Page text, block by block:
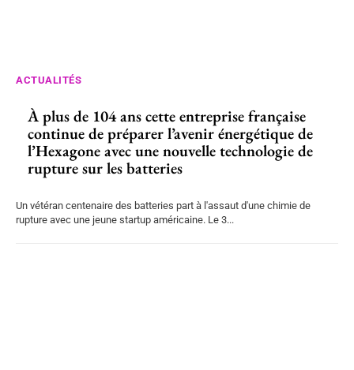
ACTUALITÉS
À plus de 104 ans cette entreprise française
continue de préparer l’avenir énergétique de
l’Hexagone avec une nouvelle technologie de
rupture sur les batteries
Un vétéran centenaire des batteries part à l'assaut d'une chimie de
rupture avec une jeune startup américaine. Le 3...